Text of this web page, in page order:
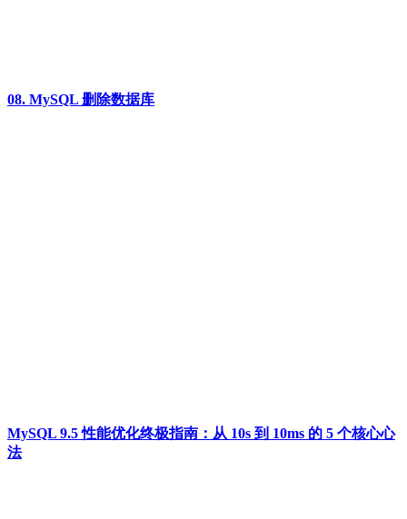
08. MySQL 删除数据库
MySQL 9.5 性能优化终极指南：从 10s 到 10ms 的 5 个核心心
法